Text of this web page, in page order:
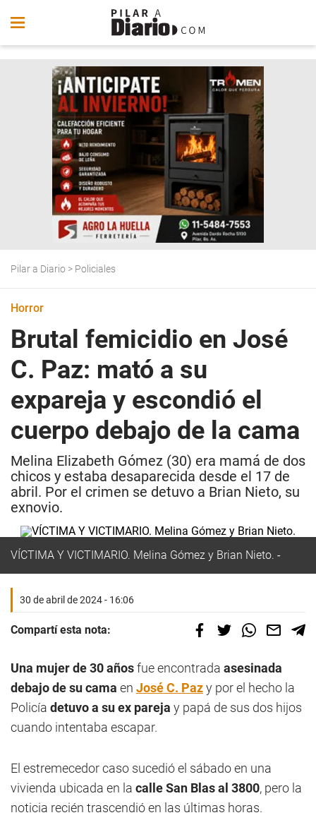
Pilar a Diario > Policiales
Horror
Brutal femicidio en José
C. Paz: mató a su
expareja y escondió el
cuerpo debajo de la cama
Melina Elizabeth Gómez (30) era mamá de dos
chicos y estaba desaparecida desde el 17 de
abril. Por el crimen se detuvo a Brian Nieto, su
exnovio.
VÍCTIMA Y VICTIMARIO. Melina Gómez y Brian Nieto.
30 de abril de 2024 - 16:06
Compartí esta nota:
Una mujer de 30 añosfue encontrada asesinada
debajo de su cama en José C. Pazy por el hecho la
Policía detuvo a su ex pareja y papá de sus dos hijos
cuando intentaba escapar.
El estremecedor caso sucedió el sábado en una
vivienda ubicada en la calle San Blas al 3800, pero la
noticia recién trascendió en las últimas horas.